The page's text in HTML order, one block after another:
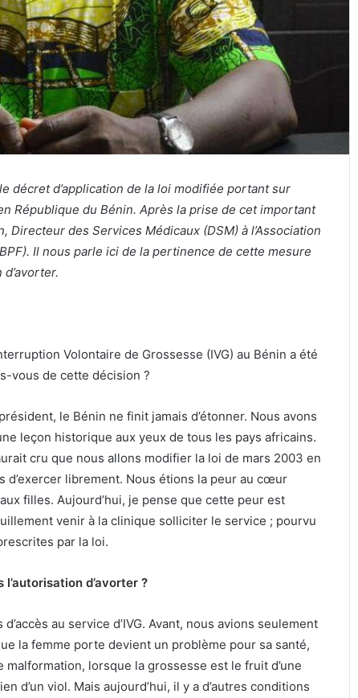
décret d’application de la loi modifiée portant sur
République du Bénin. Après la prise de cet important
des Services Médicaux (DSM) à l’Association
Il nous parle ici de la pertinence de cette mesure
Volontaire de Grossesse (IVG) au Bénin a été
vous de cette décision ?
le Bénin ne finit jamais d’étonner. Nous avons
leçon historique aux yeux de tous les pays africains.
cru que nous allons modifier la loi de mars 2003 en
librement. Nous étions la peur au cœur
filles. Aujourd’hui, je pense que cette peur est
venir à la clinique solliciter le service ; pourvu
par la loi.
d’avorter ?
au service d’IVG. Avant, nous avions seulement
la femme porte devient un problème pour sa santé,
lorsque la grossesse est le fruit d’une
d’un viol. Mais aujourd’hui, il y a d’autres conditions